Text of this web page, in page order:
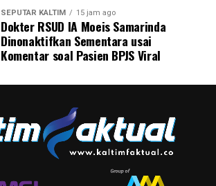
SEPUTAR KALTIM 15 jam ago
Dokter RSUD IA Moeis Samarinda
Dinonaktifkan Sementara usai
Komentar soal Pasien BPJS Viral